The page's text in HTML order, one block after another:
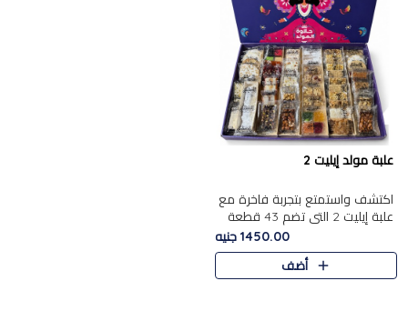
علبة مولد إيليت 2
اكتشف واستمتع بتجربة فاخرة مع
علبة إيليت 2 التي تضم 43 قطعة
تشكيلة من أرقى حلويات المولد
الشرقية المصرية الأصيلة ,معروضة
بشكل جميل في علبة أ..
1450.00 جنيه
أضف